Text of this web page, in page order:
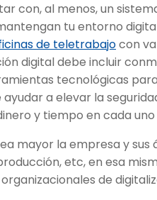
con, al menos, un
tu entorno
de teletrabajocon
digital debe incluir
tecnológicas
a elevar la
y tiempo en cada
mayor la empresa y
etc, en esa
de